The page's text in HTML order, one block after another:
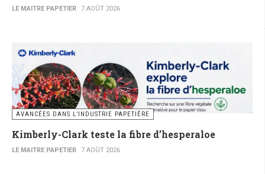
LE MAITRE PAPETIER 7 AOÛT 2026
AVANCÉES DANS L’INDUSTRIE PAPETIÈRE
Kimberly-Clark teste la fibre d’hesperaloe
LE MAITRE PAPETIER 7 AOÛT 2026